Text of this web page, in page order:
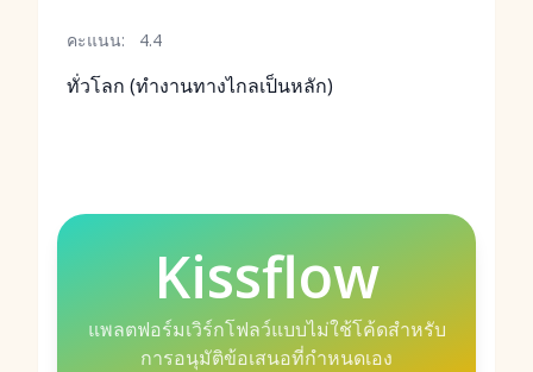
คะแนน: 4.4
ทั่วโลก (ทำงานทางไกลเป็นหลัก)
Kissflow
แพลตฟอร์มเวิร์กโฟลว์แบบไม่ใช้โค้ดสำหรับ
การอนุมัติข้อเสนอที่กำหนดเอง